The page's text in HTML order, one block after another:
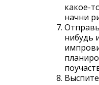
какое-
начни
нибудь